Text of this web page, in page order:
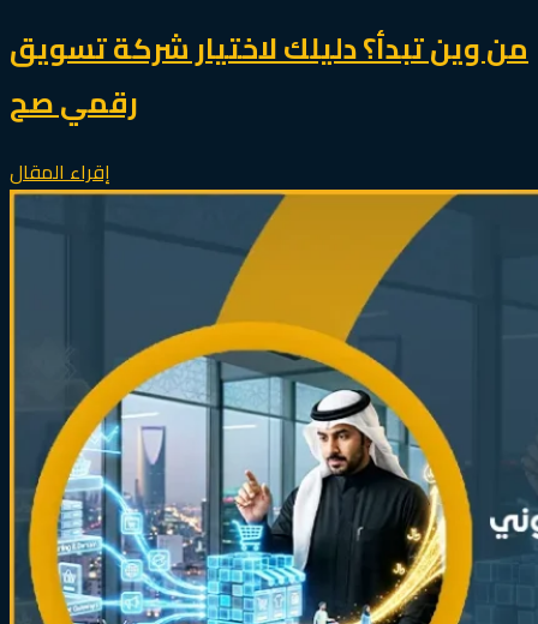
من وين تبدأ؟ دليلك لاختيار شركة تسويق
رقمي صح
إقراء المقال